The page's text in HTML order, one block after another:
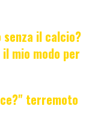
il calcio?
mio modo per
terremoto